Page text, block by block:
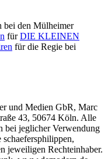
bei den Mülheimer
fürDIE KLEINEN
für die Regie bei
und Medien GbR, Marc
43, 50674 Köln. Alle
bei jeglicher Verwendung
jeweiligen Rechteinhaber.